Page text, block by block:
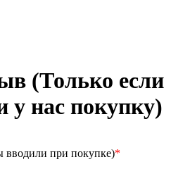
(Только если
нас покупку)
вводили при покупке)*